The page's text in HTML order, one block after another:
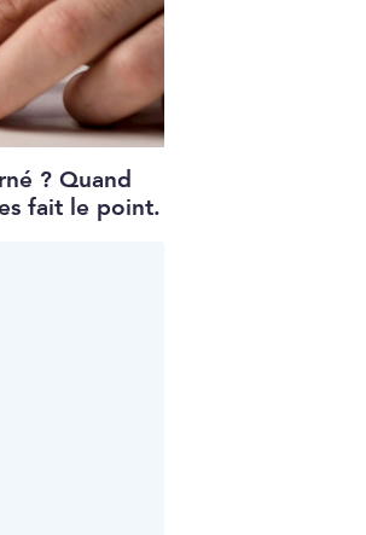
? Quand
fait le point.